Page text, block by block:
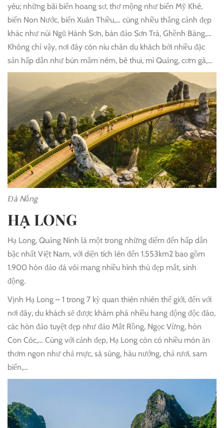
yêu; những bãi biển hoang sơ, thơ mộng như biển Mỹ Khê,
biển Non Nước, biển Xuân Thiều,… cùng nhiều thắng cảnh đẹp
khác như núi Ngũ Hành Sơn, bán đảo Sơn Trà, Ghềnh Bàng,…
Không chỉ vậy, nơi đây còn níu chân du khách bởi nhiều đặc
sản hấp dẫn như bún mắm nêm, bê thui, mì Quảng, cơm gà,…
Đà Nẵng
HẠ LONG
Hạ Long, Quảng Ninh là một trong những điểm đến hấp dẫn
bậc nhất Việt Nam, với diện tích lên đến 1.553km2 bao gồm
1.900 hòn đảo đá vôi mang nhiều hình thù đẹp mắt, sinh
động.
Vịnh Hạ Long – 1 trong 7 kỳ quan thiên nhiên thế giới, đến với
nơi đây, du khách sẽ được khám phá nhiều hang động độc đáo,
các hòn đảo tuyệt đẹp như đảo Mắt Rồng, Ngọc Vừng, hòn
Con Cóc,… Cùng với cảnh đẹp, Hạ Long còn có nhiều món ăn
thơm ngon như chả mực, sá sùng, hàu nướng, chả rươi, sam
biển,…